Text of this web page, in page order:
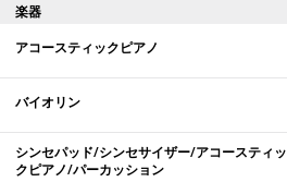
楽器
アコースティックピアノ
バイオリン
シンセパッド/シンセサイザー/アコースティッ
クピアノ/パーカッション